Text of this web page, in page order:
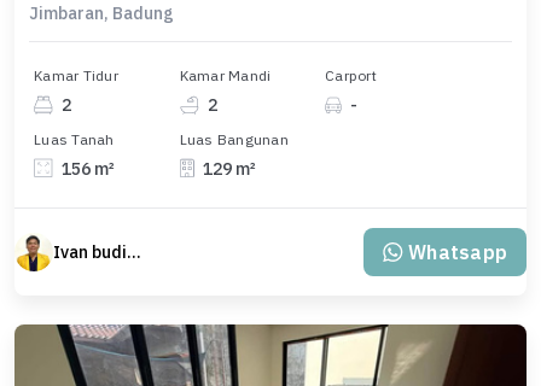
Jimbaran, Badung
Kamar Tidur
2
Kamar Mandi
2
Carport
-
Luas Tanah
156 m²
Luas Bangunan
129 m²
Ivan budiman Whatsapp